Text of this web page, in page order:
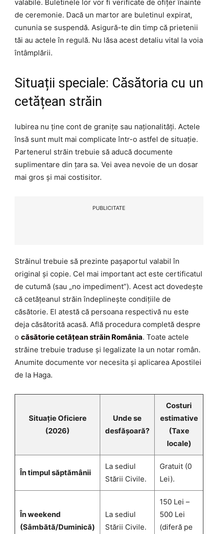
valabile. Buletinele lor vor fi verificate de ofițer înainte
de ceremonie. Dacă un martor are buletinul expirat,
cununia se suspendă. Asigură-te din timp că prietenii
tăi au actele în regulă. Nu lăsa acest detaliu vital la voia
întâmplării.
Situații speciale: Căsătoria cu un
cetățean străin
Iubirea nu ține cont de granițe sau naționalități. Actele
însă sunt mult mai complicate într-o astfel de situație.
Partenerul străin trebuie să aducă documente
suplimentare din țara sa. Vei avea nevoie de un dosar
mai gros și mai costisitor.
PUBLICITATE
Străinul trebuie să prezinte pașaportul valabil în
original și copie. Cel mai important act este certificatul
de cutumă (sau „no impediment”). Acest act dovedește
că cetățeanul străin îndeplinește condițiile de
căsătorie. El atestă că persoana respectivă nu este
deja căsătorită acasă. Află procedura completă despre
o căsătorie cetățean străin România. Toate actele
străine trebuie traduse și legalizate la un notar român.
Anumite documente vor necesita și aplicarea Apostilei
de la Haga.
Situație Oficiere
(2026)
Unde se
desfășoară?
Costuri
estimative
(Taxe
locale)
În timpul săptămânii
La sediul
Stării Civile.
Gratuit (0
Lei).
În weekend
(Sâmbătă/Duminică)
La sediul
Stării Civile.
150 Lei –
500 Lei
(diferă pe